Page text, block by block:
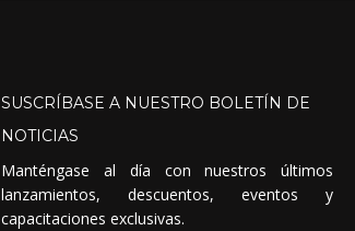
SUSCRÍBASE A NUESTRO BOLETÍN DE
NOTICIAS
Manténgase al día con nuestros últimos
lanzamientos, descuentos, eventos y
capacitaciones exclusivas.